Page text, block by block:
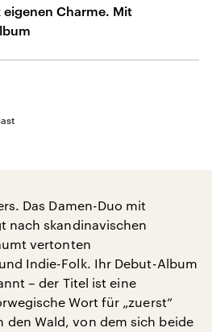
Charme. Mit
Das Damen-Duo mit
nach skandinavischen
vertonten
Indie-Folk. Ihr Debut-Album
– der Titel ist eine
Wort für „zuerst“
den Wald, von dem sich beide